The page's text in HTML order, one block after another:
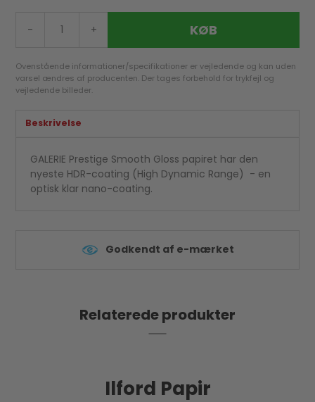
- + KØB
Ovenstående informationer/specifikationer er vejledende og kan uden
varsel ændres af producenten. Der tages forbehold for trykfejl og
vejledende billeder.
Beskrivelse
GALERIE Prestige Smooth Gloss papiret har den
nyeste HDR-coating (High Dynamic Range) - en
optisk klar nano-coating.
Godkendt af e-mærket
Relaterede produkter
Ilford Papir